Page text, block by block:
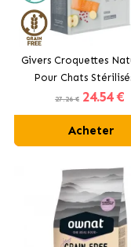
Givers Croquettes
Pour Chats
Saumon
27.26 € 24.54 €
Acheter